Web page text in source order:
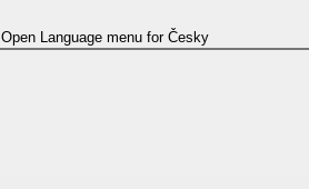
Open Language menu for Česky